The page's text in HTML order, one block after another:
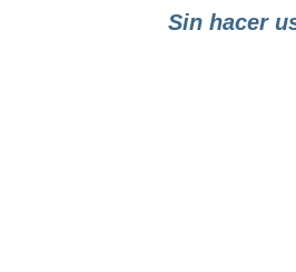
Sin hacer